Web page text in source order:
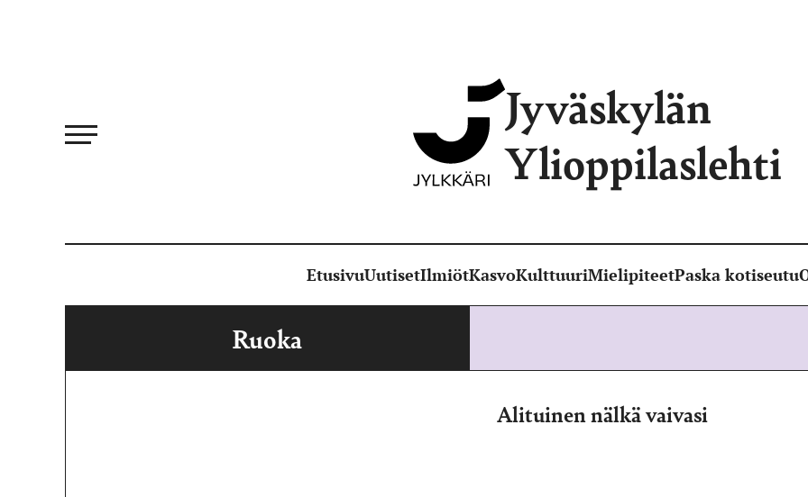
Jyväskylän
Ylioppilaslehti
EtusivuUutisetIlmiötKasvoKulttuuriMielipiteetPaska kotiseutu
Ruoka
Alituinen nälkä vaivasi